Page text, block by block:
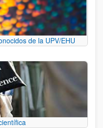
de la UPV/EHU